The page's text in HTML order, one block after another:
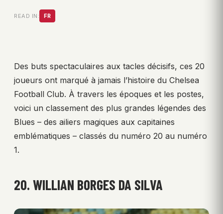
READ IN: FR
Des buts spectaculaires aux tacles décisifs, ces 20
joueurs ont marqué à jamais l’histoire du Chelsea
Football Club. À travers les époques et les postes,
voici un classement des plus grandes légendes des
Blues – des ailiers magiques aux capitaines
emblématiques – classés du numéro 20 au numéro
1.
20. WILLIAN BORGES DA SILVA